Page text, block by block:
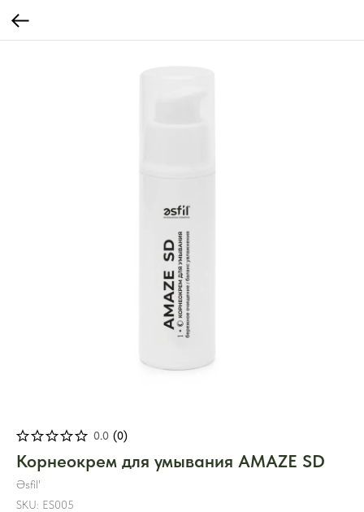
0.0 (0)
Корнеокрем для умывания AMAZE SD
Əsfil'
SKU: ES005